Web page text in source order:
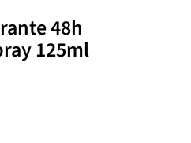
48h
125ml